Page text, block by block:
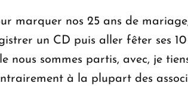
marquer nos 25 ans de
un CD puis aller fêter ses
nous sommes partis, avec, je
à la plupart des